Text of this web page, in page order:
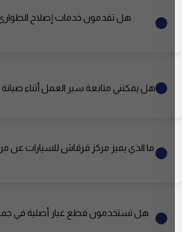
هل تقدمون خدمات إصلاح الطوارئ
هل يمكنني متابعة سير العمل أثناء صيانة
ما الذي يميز مركز قرقاش للسيارات عن
هل تستخدمون قطع غيار أصلية في